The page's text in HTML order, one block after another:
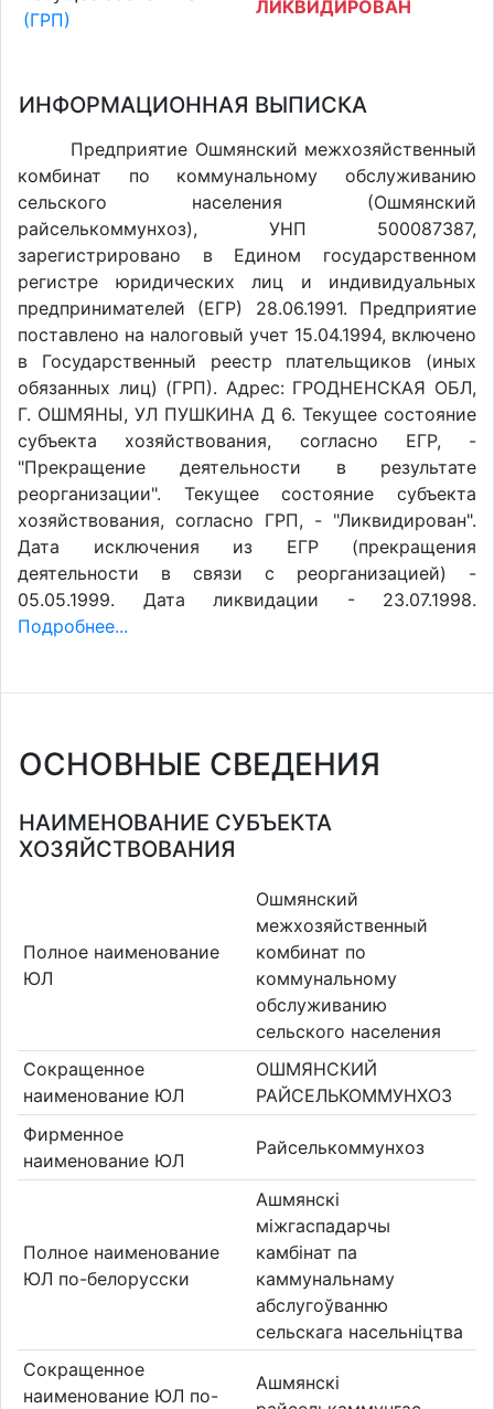
(ГРП)
ЛИКВИДИРОВАН
ИНФОРМАЦИОННАЯ ВЫПИСКА
Предприятие Ошмянский межхозяйственный
комбинат по коммунальному обслуживанию
сельского населения (Ошмянский
райселькоммунхоз), УНП 500087387,
зарегистрировано в Едином государственном
регистре юридических лиц и индивидуальных
предпринимателей (ЕГР) 28.06.1991. Предприятие
поставлено на налоговый учет 15.04.1994, включено
в Государственный реестр плательщиков (иных
обязанных лиц) (ГРП). Адрес: ГРОДНЕНСКАЯ ОБЛ,
Г. ОШМЯНЫ, УЛ ПУШКИНА Д 6. Текущее состояние
субъекта хозяйствования, согласно ЕГР, -
"Прекращение деятельности в результате
реорганизации". Текущее состояние субъекта
хозяйствования, согласно ГРП, - "Ликвидирован".
Дата исключения из ЕГР (прекращения
деятельности в связи с реорганизацией) -
05.05.1999. Дата ликвидации - 23.07.1998.
Подробнее...
ОСНОВНЫЕ СВЕДЕНИЯ
НАИМЕНОВАНИЕ СУБЪЕКТА
ХОЗЯЙСТВОВАНИЯ
Полное наименование
ЮЛ
Ошмянский
межхозяйственный
комбинат по
коммунальному
обслуживанию
сельского населения
Сокращенное
наименование ЮЛ
ОШМЯНСКИЙ
РАЙСЕЛЬКОММУНХОЗ
Фирменное
наименование ЮЛ
Райселькоммунхоз
Полное наименование
ЮЛ по-белорусски
Ашмянскі
міжгаспадарчы
камбінат па
каммунальнаму
абслугоўванню
сельскага насельніцтва
Сокращенное
наименование ЮЛ по-
Ашмянскі